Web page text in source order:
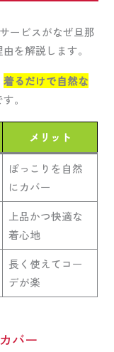
ービスがなぜ旦那
を解説します。
着るだけで自然な
。
メリット
ぽっこりを自然
にカバー
上品かつ快適な
着心地
長く使えてコー
デが楽
バー